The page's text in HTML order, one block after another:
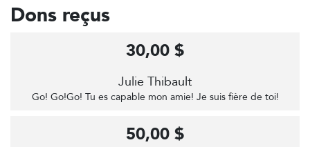
Dons reçus
Julie Thibault
Go! Go!Go! Tu es capable mon amie! Je suis fière de toi!
30,00 $
50,00 $